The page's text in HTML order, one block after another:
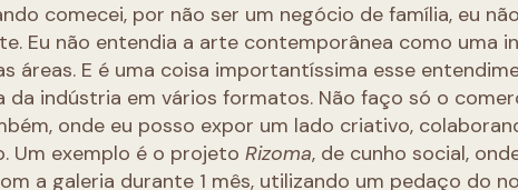
comecei, por não ser um negócio de família, eu
Eu não entendia a arte contemporânea como uma
áreas. E é uma coisa importantíssima esse
da indústria em vários formatos. Não faço só o
onde eu posso expor um lado criativo,
Um exemplo é o projetoRizoma, de cunho social,
a galeria durante 1 mês, utilizando um pedaço do